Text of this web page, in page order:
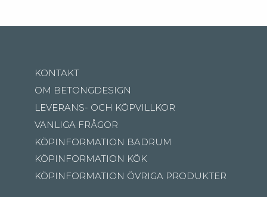
KONTAKT
OM BETONGDESIGN
LEVERANS- OCH KÖPVILLKOR
VANLIGA FRÅGOR
KÖPINFORMATION BADRUM
KÖPINFORMATION KÖK
KÖPINFORMATION ÖVRIGA PRODUKTER